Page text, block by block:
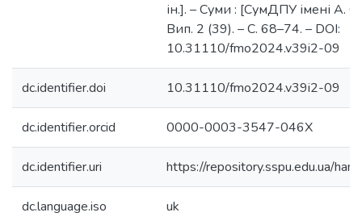
ін.]. – Суми : [СумДПУ імені А.
Вип. 2 (39). – С. 68–74. – DOI:
10.31110/fmo2024.v39i2-09
dc.identifier.doi 10.31110/fmo2024.v39i2-09
dc.identifier.orcid 0000-0003-3547-046X
dc.identifier.uri https://repository.sspu.edu.ua/
dc.language.iso uk